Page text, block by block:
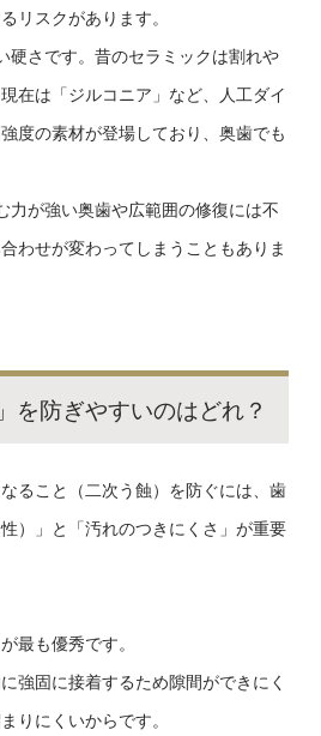
リスクがあります。
硬さです。昔のセラミックは割れや
在は「ジルコニア」など、人工ダイ
度の素材が登場しており、奥歯でも
力が強い奥歯や広範囲の修復には不
わせが変わってしまうこともありま
を防ぎやすいのはどれ？
ること（二次う蝕）を防ぐには、歯
）」と「汚れのつきにくさ」が重要
最も優秀です。
強固に接着するため隙間ができにく
りにくいからです。